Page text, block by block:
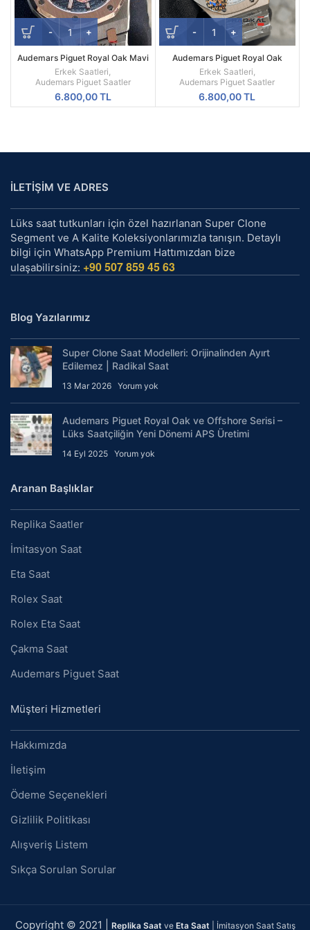
Audemars Piguet Royal Oak Mavi
Kadran 41mm Replika Erkek Kol
Saati
Erkek Saatleri,
Audemars Piguet Saatler
6.800,00TL
Audemars Piguet Royal Oak
Beyaz Kadran 44mm Türbillon
Replika Erkek Kol Saati
Erkek Saatleri,
Audemars Piguet Saatler
6.800,00TL
İLETİŞİM VE ADRES
Lüks saat tutkunları için özel hazırlanan Super Clone
Segment ve A Kalite Koleksiyonlarımızla tanışın. Detaylı
bilgi için WhatsApp Premium Hattımızdan bize
ulaşabilirsiniz: +90 507 859 45 63
Blog Yazılarımız
Super Clone Saat Modelleri: Orijinalinden Ayırt
Edilemez | Radikal Saat
13 Mar 2026 Yorum yok
Audemars Piguet Royal Oak ve Offshore Serisi –
Lüks Saatçiliğin Yeni Dönemi APS Üretimi
14 Eyl 2025 Yorum yok
Aranan Başlıklar
Replika Saatler
İmitasyon Saat
Eta Saat
Rolex Saat
Rolex Eta Saat
Çakma Saat
Audemars Piguet Saat
Müşteri Hizmetleri
Hakkımızda
İletişim
Ödeme Seçenekleri
Gizlilik Politikası
Alışveriş Listem
Sıkça Sorulan Sorular
Copyright © 2021 | Replika Saat ve Eta Saat | İmitasyon Saat Satış